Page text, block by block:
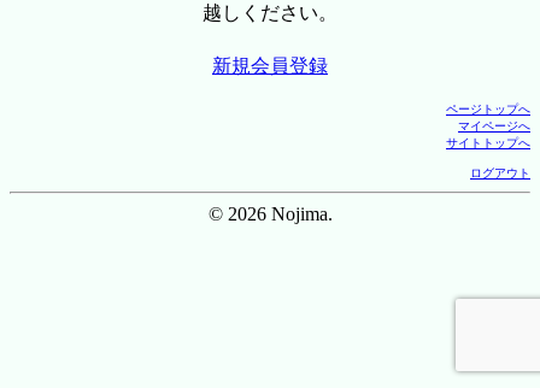
越しください。
新規会員登録
ページトップへ
マイページへ
サイトトップへ
ログアウト
© 2026 Nojima.